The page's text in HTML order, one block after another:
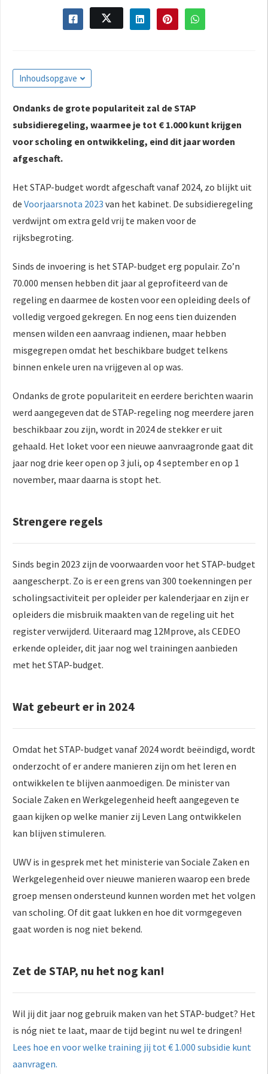
Inhoudsopgave
Ondanks de grote populariteit zal de STAP
subsidieregeling, waarmee je tot € 1.000 kunt krijgen
voor scholing en ontwikkeling, eind dit jaar worden
afgeschaft.
Het STAP-budget wordt afgeschaft vanaf 2024, zo blijkt uit
de Voorjaarsnota 2023 van het kabinet. De subsidieregeling
verdwijnt om extra geld vrij te maken voor de
rijksbegroting.
Sinds de invoering is het STAP-budget erg populair. Zo’n
70.000 mensen hebben dit jaar al geprofiteerd van de
regeling en daarmee de kosten voor een opleiding deels of
volledig vergoed gekregen. En nog eens tien duizenden
mensen wilden een aanvraag indienen, maar hebben
misgegrepen omdat het beschikbare budget telkens
binnen enkele uren na vrijgeven al op was.
Ondanks de grote populariteit en eerdere berichten waarin
werd aangegeven dat de STAP-regeling nog meerdere jaren
beschikbaar zou zijn, wordt in 2024 de stekker er uit
gehaald. Het loket voor een nieuwe aanvraagronde gaat dit
jaar nog drie keer open op 3 juli, op 4 september en op 1
november, maar daarna is stopt het.
Strengere regels
Sinds begin 2023 zijn de voorwaarden voor het STAP-budget
aangescherpt. Zo is er een grens van 300 toekenningen per
scholingsactiviteit per opleider per kalenderjaar en zijn er
opleiders die misbruik maakten van de regeling uit het
register verwijderd. Uiteraard mag 12Mprove, als CEDEO
erkende opleider, dit jaar nog wel trainingen aanbieden
met het STAP-budget.
Wat gebeurt er in 2024
Omdat het STAP-budget vanaf 2024 wordt beëindigd, wordt
onderzocht of er andere manieren zijn om het leren en
ontwikkelen te blijven aanmoedigen. De minister van
Sociale Zaken en Werkgelegenheid heeft aangegeven te
gaan kijken op welke manier zij Leven Lang ontwikkelen
kan blijven stimuleren.
UWV is in gesprek met het ministerie van Sociale Zaken en
Werkgelegenheid over nieuwe manieren waarop een brede
groep mensen ondersteund kunnen worden met het volgen
van scholing. Of dit gaat lukken en hoe dit vormgegeven
gaat worden is nog niet bekend.
Zet de STAP, nu het nog kan!
Wil jij dit jaar nog gebruik maken van het STAP-budget? Het
is nóg niet te laat, maar de tijd begint nu wel te dringen!
Lees hoe en voor welke training jij tot € 1.000 subsidie kunt
aanvragen.
om
van
te
de